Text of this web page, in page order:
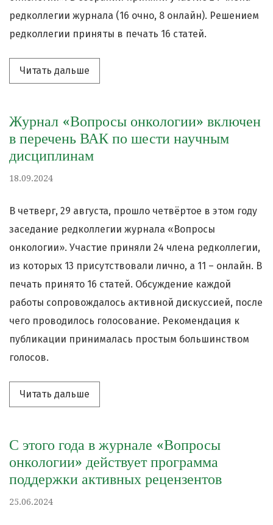
редколлегии журнала (16 очно, 8 онлайн). Решением
редколлегии приняты в печать 16 статей.
Читать дальше
Журнал «Вопросы онкологии» включен
в перечень ВАК по шести научным
дисциплинам
18.09.2024
В четверг, 29 августа, прошло четвёртое в этом году
заседание редколлегии журнала «Вопросы
онкологии». Участие приняли 24 члена редколлегии,
из которых 13 присутствовали лично, а 11 – онлайн. В
печать принято 16 статей. Обсуждение каждой
работы сопровождалось активной дискуссией, после
чего проводилось голосование. Рекомендация к
публикации принималась простым большинством
голосов.
Читать дальше
С этого года в журнале «Вопросы
онкологии» действует программа
поддержки активных рецензентов
25.06.2024